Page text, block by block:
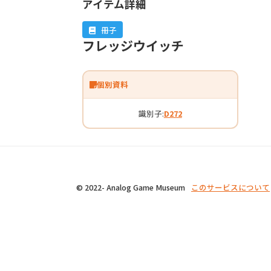
アイテム詳細
冊子
フレッジウイッチ
個別資料
識別子:D272
© 2022- Analog Game Museum このサービスについて